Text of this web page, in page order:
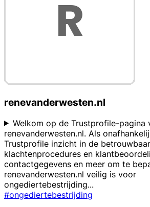
renevanderwesten.nl
Welkom op de Trustprofile-pagina
renevanderwesten.nl. Als
Trustprofile inzicht in de
klachtenprocedures en
contactgegevens en meer om te
renevanderwesten.nl veilig is voor
ongediertebestrijding...
#ongediertebestrijding